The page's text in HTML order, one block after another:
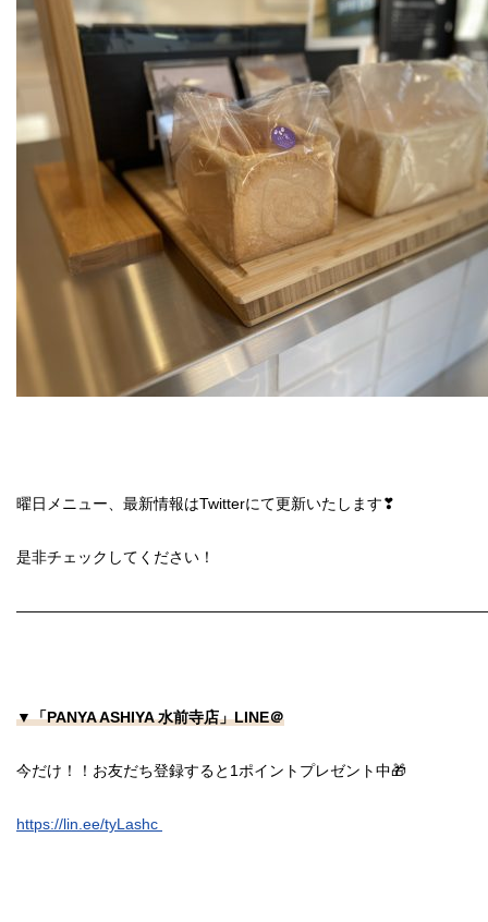
曜日メニュー、最新情報はTwitterにて更新いたします❣
是非チェックしてください！
▼「PANYA ASHIYA 水前寺店」LINE＠
今だけ！！お友だち登録すると1ポイントプレゼント中🎁
https://lin.ee/tyLashc